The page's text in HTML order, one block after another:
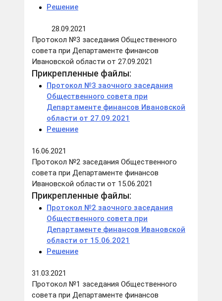
Решение
28.09.2021
Протокол №3 заседания Общественного
совета при Департаменте финансов
Ивановской области от 27.09.2021
Прикрепленные файлы:
Протокол №3 заочного заседания
Общественного совета при
Департаменте финансов Ивановской
области от 27.09.2021
Решение
16.06.2021
Протокол №2 заседания Общественного
совета при Департаменте финансов
Ивановской области от 15.06.2021
Прикрепленные файлы:
Протокол №2 заочного заседания
Общественного совета при
Департаменте финансов Ивановской
области от 15.06.2021
Решение
31.03.2021
Протокол №1 заседания Общественного
совета при Департаменте финансов